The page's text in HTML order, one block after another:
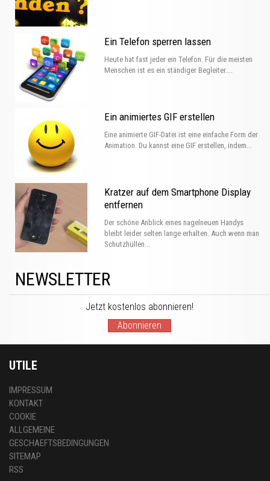
Ein Telefon sperren lassen
Heute hat fast jeder ein Telefon. Für die meisten
Menschen ist es ein ständiger Begleiter....
Ein animiertes GIF erstellen
Eine animierte GIF-Datei ist eine einfache Form der
Animation. Du kannst eine GIF erstellen, indem...
Kratzer auf dem Smartphone Display
entfernen
Der schöne Anblick eines nagelneuen Handys
bleibt leider selten lange erhalten. Auch wenn man
Schutzhüllen...
NEWSLETTER
Jetzt kostenlos abonnieren!
Abonnieren
UTILE
IMPRESSUM
KONTAKT
COOKIE
ALLGEMEINE
GESCHAEFTSBEDINGUNGEN
SITEMAP
RSS